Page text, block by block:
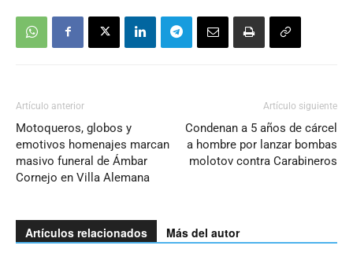
Artículo anterior
Motoqueros, globos y
emotivos homenajes marcan
masivo funeral de Ámbar
Cornejo en Villa Alemana
Artículo siguiente
Condenan a 5 años de cárcel
a hombre por lanzar bombas
molotov contra Carabineros
Artículos relacionados Más del autor